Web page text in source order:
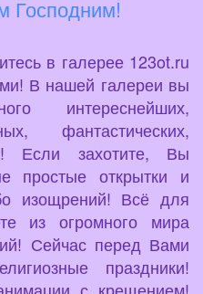
Господним!
в галерее 123ot.ru
В нашей галереи вы
интереснейших,
фантастических,
Если захотите, Вы
простые открытки и
изощрений! Всё для
из огромного мира
Сейчас перед Вами
праздники!